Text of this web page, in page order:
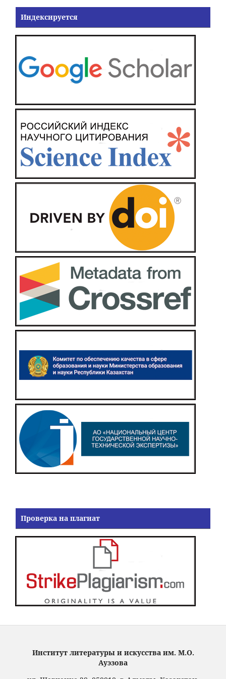
Индексируется
Проверка на плагиат
Институт литературы и искусства им. М.О.
Ауэзова